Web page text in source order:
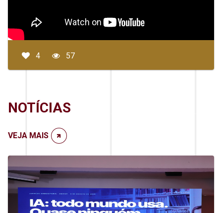
4 57
NOTÍCIAS
VEJA MAIS